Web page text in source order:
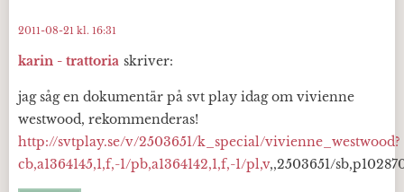
karin - trattoria skriver:
2011-08-21 kl. 16:31
jag såg en dokumentär på svt play idag om vivienne
westwood, rekommenderas!
http://svtplay.se/v/2503651/k_special/vivienne_westwood?
cb,a1364145,1,f,-1/pb,a1364142,1,f,-1/pl,v,,2503651/